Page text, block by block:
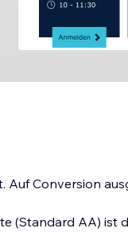
Auf Conversion
(Standard AA) ist